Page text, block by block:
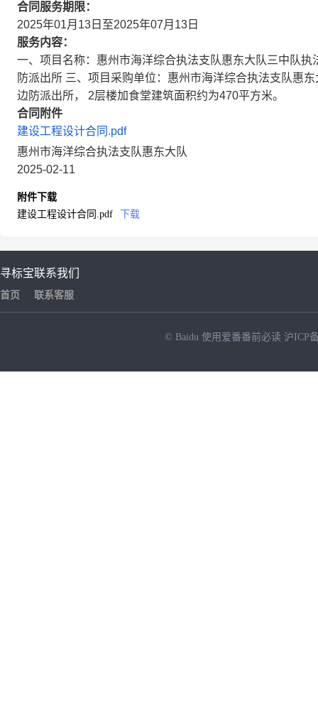
合同服务期限：
2025年01月13日至2025年07月13日
服务内容：
一、项目名称：惠州市海洋综合执法支队惠东大队三中队
防派出所 三、项目采购单位：惠州市海洋综合执法支队惠
边防派出所， 2层楼加食堂建筑面积约为470平方米。
合同附件
建设工程设计合同.pdf
惠州市海洋综合执法支队惠东大队
2025-02-11
附件下载
建设工程设计合同.pdf
下载
寻标宝
首页
联系我们
联系客服
© Baidu 使用爱番番前必读 沪ICP